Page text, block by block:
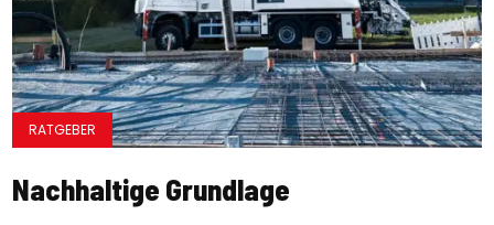
RATGEBER
Nachhaltige Grundlage